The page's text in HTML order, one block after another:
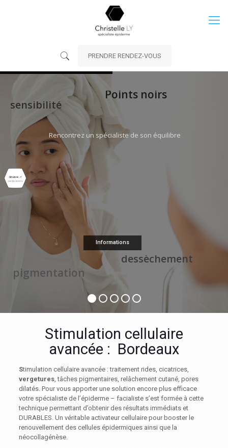
PRENDRE RENDEZ-VOUS
Points noirs
dessèchement
sensibilité
pigmentation
Rencontrez un spécialiste de son équilibre
Connaissez-vous vraiment votre peau ?
CENTRE DE SOINS BORDEAUX RIVE DROITE
Informations
Prendre rendez-vous
Stimulation cellulaire
avancée : Bordeaux
Stimulation cellulaire avancée : traitement rides, cicatrices,
vergetures, tâches pigmentaires, relâchement cutané, pores
dilatés. Pour vous apporter une solution encore plus efficace
votre spécialiste de l’épiderme – facialiste s’est formée à cette
technique permettant d’obtenir des résultats immédiats et
DURABLES. Un véritable activateur cellulaire pour booster le
renouvellement des cellules épidermiques ainsi que la
néocollagénèse.